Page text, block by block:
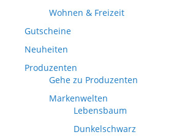
Wohnen & Freizeit
Gutscheine
Neuheiten
Produzenten
Gehe zu Produzenten
Markenwelten
Lebensbaum
Dunkelschwarz